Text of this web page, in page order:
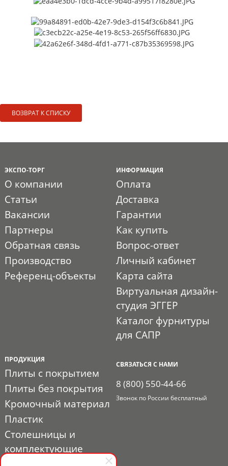
ВОЗВРАТ К СПИСКУ
ЭКСПО-ТОРГ
О компании
Статьи
Вакансии
Партнеры
Обратная связь
Производство
Референц-объекты
ИНФОРМАЦИЯ
Оплата
Доставка
Гарантии
Как купить
Вопрос-ответ
Личный кабинет
Карта сайта
Виртуальная дизайн-
студия ЭГГЕР
Каталог фурнитуры
для САПР
ПРОДУКЦИЯ
Плиты с покрытием
Плиты без покрытия
Кромочный материал
Пластик
Столешницы и
комплектующие
СВЯЗАТЬСЯ С НАМИ
8 (800) 550-44-66
Звонок по России бесплатный